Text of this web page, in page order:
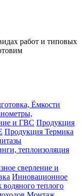
работ и типовых
Ёмкости
и ГВС Продукция
Продукция Термика
теплоизоляция
сверление и
Инновационное
теплого